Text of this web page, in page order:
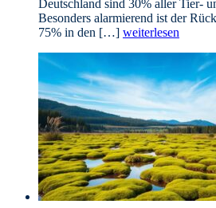
Deutschland sind 30% aller Tier-
Besonders alarmierend ist der
75% in den […] weiterlesen